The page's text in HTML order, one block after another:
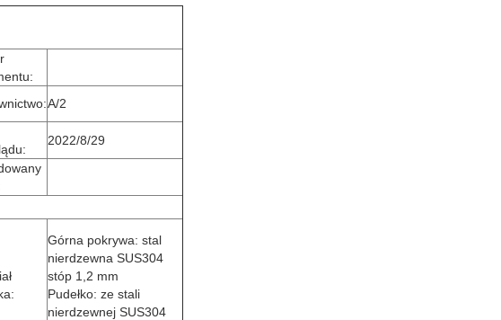
A/2
2022/8/29
Górna pokrywa: stal
nierdzewna SUS304
stóp 1,2 mm
Pudełko: ze stali
nierdzewnej SUS304